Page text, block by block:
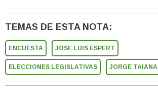
TEMAS DE ESTA NOTA:
ENCUESTA JOSE LUIS ESPERT
ELECCIONES LEGISLATIVAS JORGE TAIANA